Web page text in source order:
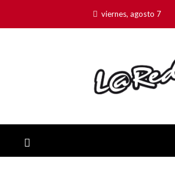
viernes, agosto 7